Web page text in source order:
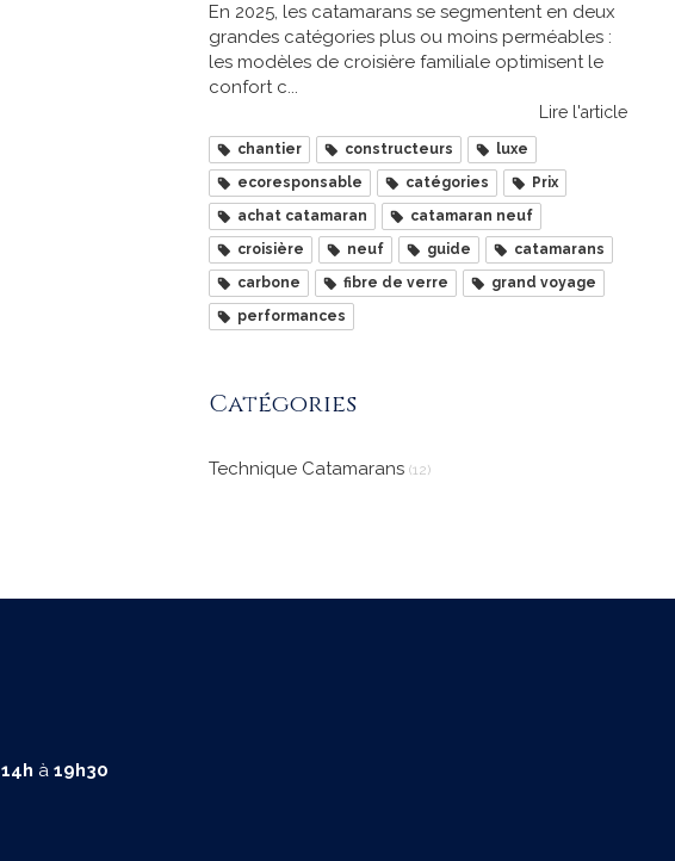
En 2025, les catamarans se segmentent en deux
grandes catégories plus ou moins perméables :
les modèles de croisière familiale optimisent le
confort c...
Lire l'article
chantier constructeurs
luxe
ecoresponsable
catégories
Prix
achat catamaran
catamaran neuf
croisière
neuf guide
catamarans
carbone
fibre de verre
grand voyage
performances
Catégories
Technique Catamarans (12)
14h à 19h30